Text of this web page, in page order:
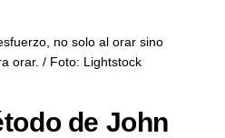
no solo al orar sino
orar. / Foto: Lightstock
de John